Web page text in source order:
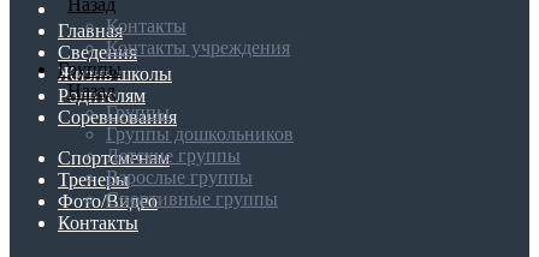
Назад
Контакты
Контакты учреждения
Группы
Назад
Группы
Группы дошкольников
Детские группы
Взрослые группы
Спортивные группы
Главная
Сведения
Жизнь школы
Родителям
Соревнования
Спортсменам
Тренеры
Фото/Видео
Контакты